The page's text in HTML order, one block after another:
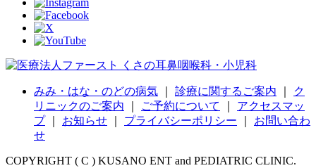
みみ・はな・のどの病気 診療に関するご案内
ク
リニックのご案内
ご予約について
アクセスマッ
プ｜ お知らせ プライバシーポリシー
お問い合わ
せ
COPYRIGHT ( C ) KUSANO ENT and PEDIATRIC CLINIC.